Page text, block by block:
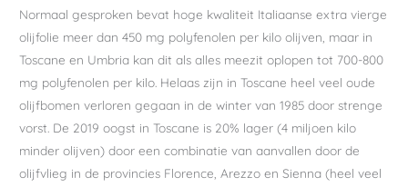
Normaal gesproken bevat hoge kwaliteit Italiaanse extra vierge
olijfolie meer dan 450 mg polyfenolen per kilo olijven, maar in
Toscane en Umbria kan dit als alles meezit oplopen tot 700-800
mg polyfenolen per kilo. Helaas zijn in Toscane heel veel oude
olijfbomen verloren gegaan in de winter van 1985 door strenge
vorst. De 2019 oogst in Toscane is 20% lager (4 miljoen kilo
minder olijven) door een combinatie van aanvallen door de
olijfvlieg in de provincies Florence, Arezzo en Sienna (heel veel